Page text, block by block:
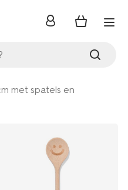
inloggen
met spatels en